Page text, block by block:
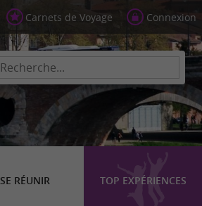
Carnets de Voyage Connexion
SE RÉUNIR TOP EXPÉRIENCES